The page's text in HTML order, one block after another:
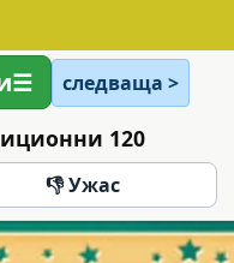
следваща >
120
👎 Ужас